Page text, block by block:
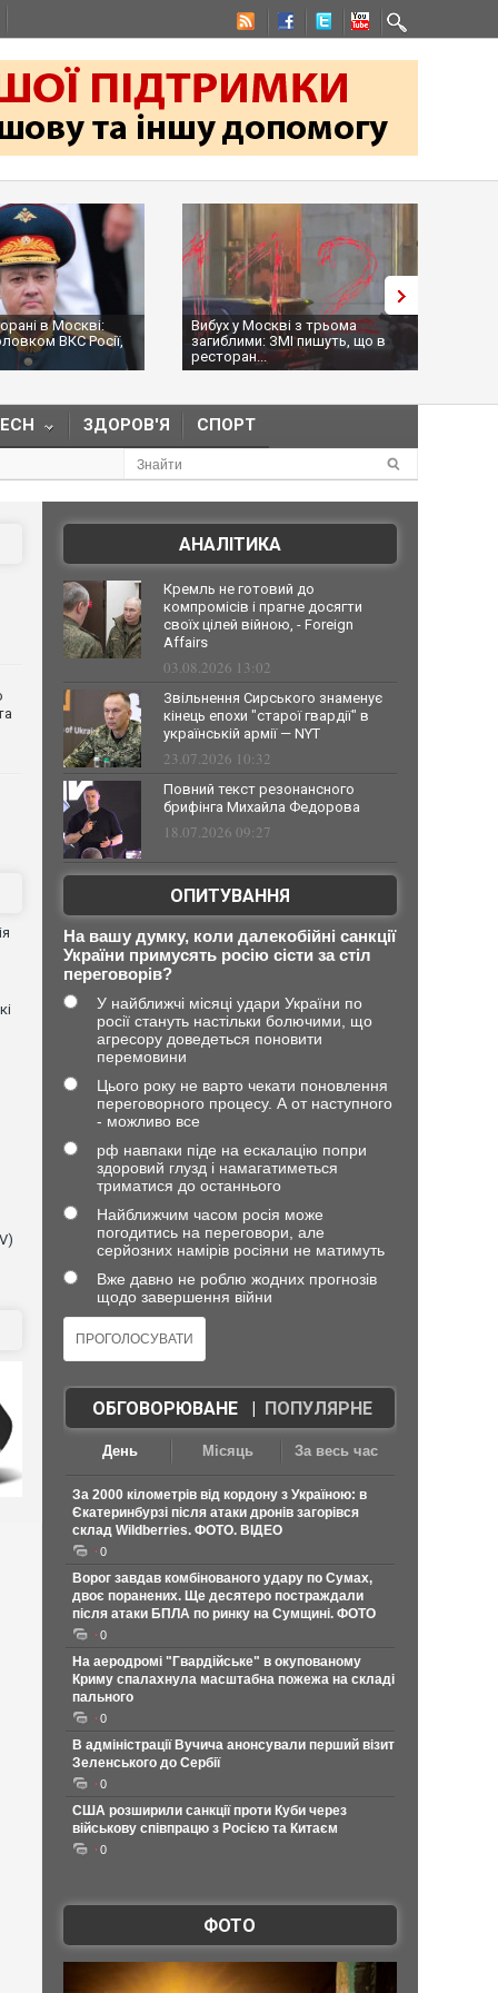
Росії,
Вибух у Москві з трьома
загиблими: ЗМІ пишуть, що в
ресторан...
На командира
намагалися...
ЗДОРОВ'Я СПОРТ
АНАЛІТИКА
Кремль не готовий до
компромісів і прагне досягти
своїх цілей війною, - Foreign
Affairs
03.08.2026 13:02
Звільнення Сирського знаменує
кінець епохи "старої гвардії" в
українській армії — NYT
23.07.2026 10:32
Повний текст резонансного
брифінга Михайла Федорова
18.07.2026 09:27
ОПИТУВАННЯ
На вашу думку, коли далекобійні санкції
України примусять росію сісти за стіл
переговорів?
У найближчі місяці удари України по
росії стануть настільки болючими, що
агресору доведеться поновити
перемовини
Цього року не варто чекати поновлення
переговорного процесу. А от наступного
- можливо все
рф навпаки піде на ескалацію попри
здоровий глузд і намагатиметься
триматися до останнього
Найближчим часом росія може
погодитись на переговори, але
серйозних намірів росіяни не матимуть
Вже давно не роблю жодних прогнозів
щодо завершення війни
ОБГОВОРЮВАНЕ| ПОПУЛЯРНЕ
День Місяць За весь час
За 2000 кілометрів від кордону з Україною: в
Єкатеринбурзі після атаки дронів загорівся
склад Wildberries. ФОТО. ВІДЕО
0
Ворог завдав комбінованого удару по Сумах,
двоє поранених. Ще десятеро постраждали
після атаки БПЛА по ринку на Сумщині. ФОТО
0
На аеродромі "Гвардійське" в окупованому
Криму спалахнула масштабна пожежа на складі
пального
0
В адміністрації Вучича анонсували перший візит
Зеленського до Сербії
0
США розширили санкції проти Куби через
військову співпрацю з Росією та Китаєм
0
ФОТО